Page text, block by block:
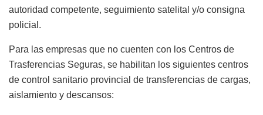
autoridad competente, seguimiento satelital y/o consigna
policial.
Para las empresas que no cuenten con los Centros de
Trasferencias Seguras, se habilitan los siguientes centros
de control sanitario provincial de transferencias de cargas,
aislamiento y descansos: